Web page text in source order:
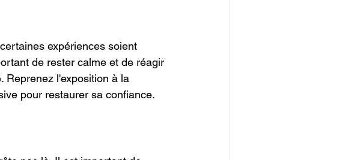
expériences soient
de rester calme et de réagir
Reprenez l'exposition à la
pour restaurer sa confiance.